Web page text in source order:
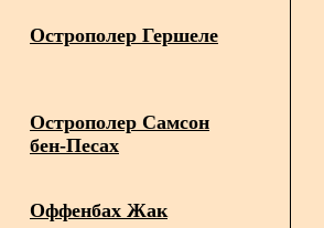
Острополер Гершеле
Острополер Самсон
бен-Песах
Оффенбах Жак